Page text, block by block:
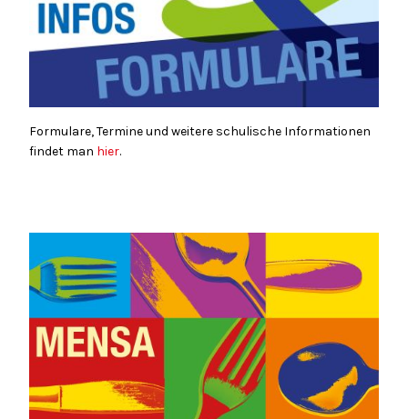
Formulare, Termine und weitere schulische Informationen
findet man hier.